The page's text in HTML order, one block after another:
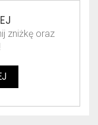
zniżkę oraz